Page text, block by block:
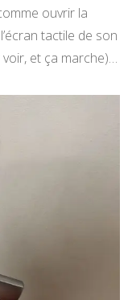
ouvrir la
tactile de son
et ça marche)…